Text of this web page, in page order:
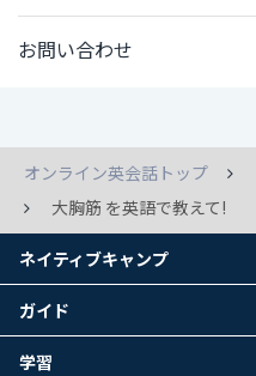
お問い合わせ
オンライン英会話トップ
大胸筋 を英語で教えて!
ネイティブキャンプ
ガイド
学習